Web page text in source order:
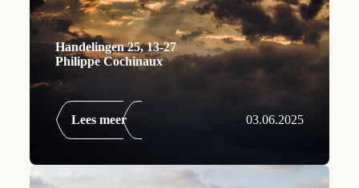
Handelingen 25, 13-27
Philippe Cochinaux
Lees meer 03.06.2025